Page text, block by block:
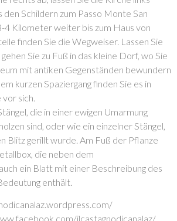
den Schildern zum Passo Monte San
4 Kilometer weiter bis zum Haus von
finden Sie die Wegweiser. Lassen Sie
Sie zu Fuß in das kleine Dorf, wo Sie
mit antiken Gegenständen bewundern
kurzen Spaziergang finden Sie es in
vor sich.
die in einer ewigen Umarmung
sind, oder wie ein einzelner Stängel,
Blitz gerillt wurde. Am Fuß der Pflanze
die neben dem
ein Blatt mit einer Beschreibung des
enthält.
ilcastagnodicanalaz/